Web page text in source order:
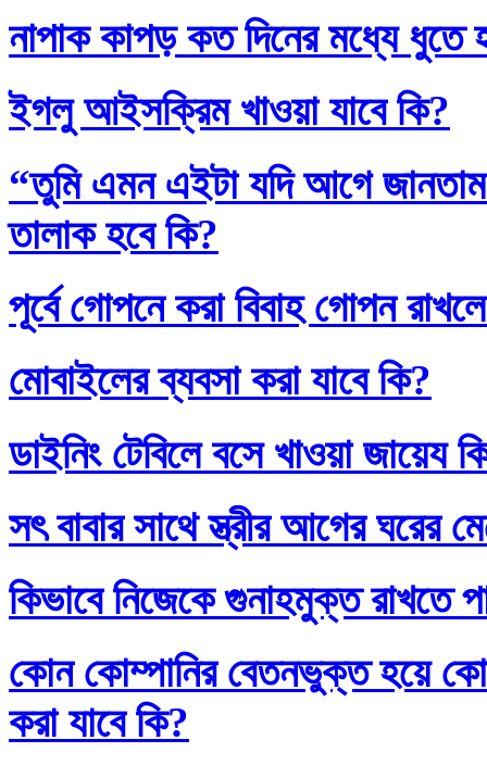
নাপাক কাপড় কত দিনের মধ্যে ধুতে
ইগলু আইসক্রিম খাওয়া যাবে কি?
“তুমি এমন এইটা যদি আগে
তালাক হবে কি?
পূর্বে গোপনে করা বিবাহ গোপন
মোবাইলের ব্যবসা করা যাবে কি?
ডাইনিং টেবিলে বসে খাওয়া জায়েয
সৎ বাবার সাথে স্ত্রীর আগের ঘরের
কিভাবে নিজেকে গুনাহমুক্ত রাখতে
কোন কোম্পানির বেতনভুক্ত হয়ে
করা যাবে কি?